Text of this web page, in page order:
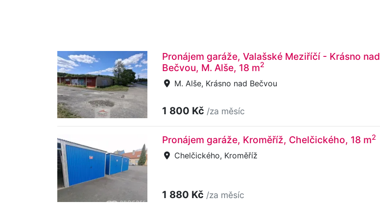
Pronájem garáže, Valašské Meziříčí - Krásno nad
Bečvou, M. Alše, 18 m2
M. Alše, Krásno nad Bečvou
1 800 Kč /za měsíc
Pronájem garáže, Kroměříž, Chelčického, 18 m2
Chelčického, Kroměříž
1 880 Kč /za měsíc